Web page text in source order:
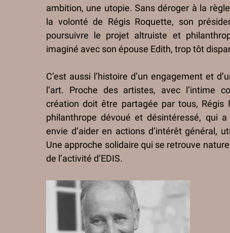
ambition, une utopie. Sans déroger à la
la volonté de Régis Roquette, son
poursuivre le projet altruiste et
imaginé avec son épouse Edith, trop tôt
C’est aussi l’histoire d’un engagement et
l’art. Proche des artistes, avec l’intime
création doit être partagée par tous, Régis
philanthrope dévoué et désintéressé, qui
envie d’aider en actions d’intérêt général,
Une approche solidaire qui se retrouve
de l’activité d’EDIS.